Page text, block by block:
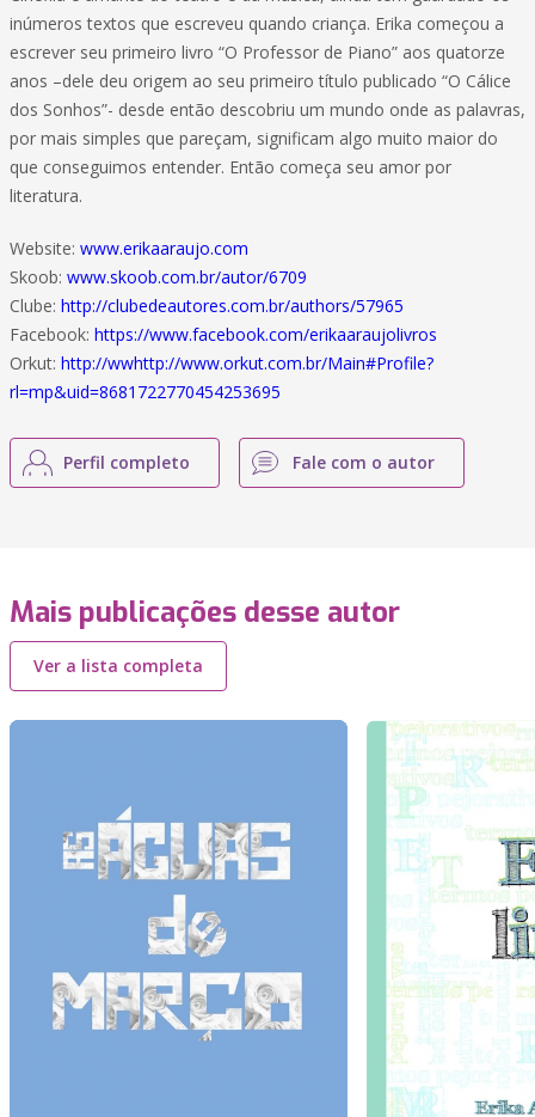
inúmeros textos que escreveu quando criança. Erika começou a
escrever seu primeiro livro “O Professor de Piano” aos quatorze
anos –dele deu origem ao seu primeiro título publicado “O Cálice
dos Sonhos”- desde então descobriu um mundo onde as palavras,
por mais simples que pareçam, significam algo muito maior do
que conseguimos entender. Então começa seu amor por
literatura.
Website: www.erikaaraujo.com
Skoob: www.skoob.com.br/autor/6709
Clube: http://clubedeautores.com.br/authors/57965
Facebook: https://www.facebook.com/erikaaraujolivros
Orkut: http://wwhttp://www.orkut.com.br/Main#Profile?
rl=mp&uid=8681722770454253695
Perfil completo Fale com o autor
Mais publicações desse autor
Ver a lista completa